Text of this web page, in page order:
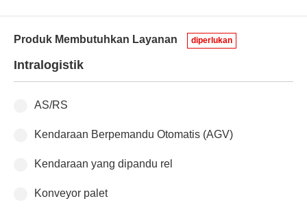
Produk Membutuhkan Layanan diperlukan
Intralogistik
AS/RS
Kendaraan Berpemandu Otomatis (AGV)
Kendaraan yang dipandu rel
Konveyor palet